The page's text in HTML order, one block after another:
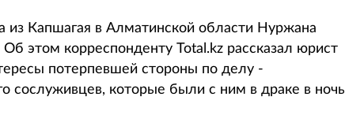
из Капшагая в Алматинской области Нуржана
этом корреспонденту Total.kz рассказал юрист
потерпевшей стороны по делу -
сослуживцев, которые были с ним в драке в ночь